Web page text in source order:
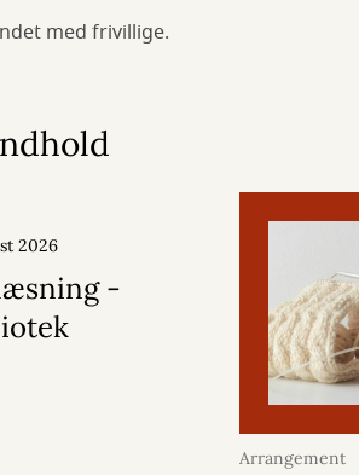
med frivillige.
2026
-
Arrangement